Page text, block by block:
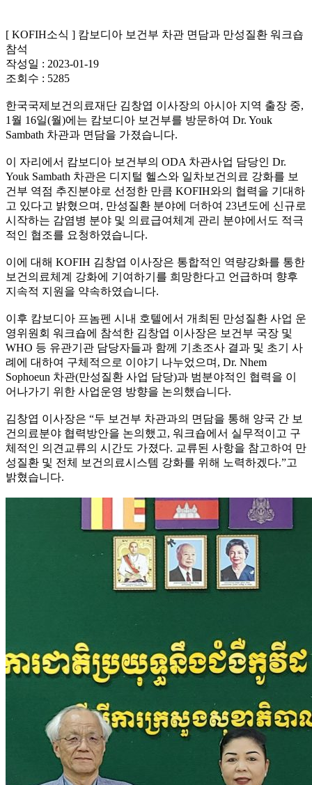
[ KOFIH소식 ] 캄보디아 보건부 차관 면담과 만성질환 워크숍
참석
작성일 : 2023-01-19
조회수 : 5285
한국국제보건의료재단 김창엽 이사장의 아시아 지역 출장 중,
1월 16일(월)에는 캄보디아 보건부를 방문하여 Dr. Youk
Sambath 차관과 면담을 가졌습니다.
이 자리에서 캄보디아 보건부의 ODA 차관사업 담당인 Dr.
Youk Sambath 차관은 디지털 헬스와 일차보건의료 강화를 보
건부 역점 추진분야로 선정한 만큼 KOFIH와의 협력을 기대하
고 있다고 밝혔으며, 만성질환 분야에 더하여 23년도에 신규로
시작하는 감염병 분야 및 의료급여체계 관리 분야에서도 적극
적인 협조를 요청하였습니다.
이에 대해 KOFIH 김창엽 이사장은 통합적인 역량강화를 통한
보건의료체계 강화에 기여하기를 희망한다고 언급하며 향후
지속적 지원을 약속하였습니다.
이후 캄보디아 프놈펜 시내 호텔에서 개최된 만성질환 사업 운
영위원회 워크숍에 참석한 김창엽 이사장은 보건부 국장 및
WHO 등 유관기관 담당자들과 함께 기초조사 결과 및 초기 사
례에 대하여 구체적으로 이야기 나누었으며, Dr. Nhem
Sophoeun 차관(만성질환 사업 담당)과 범분야적인 협력을 이
어나가기 위한 사업운영 방향을 논의했습니다.
김창엽 이사장은 “두 보건부 차관과의 면담을 통해 양국 간 보
건의료분야 협력방안을 논의했고, 워크숍에서 실무적이고 구
체적인 의견교류의 시간도 가졌다. 교류된 사항을 참고하여 만
성질환 및 전체 보건의료시스템 강화를 위해 노력하겠다.”고
밝혔습니다.